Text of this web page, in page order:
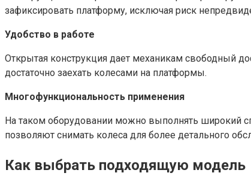
зафиксировать платформу, исключая риск
Удобство в работе
Открытая конструкция дает механикам свободный
достаточно заехать колесами на платформы.
Многофункциональность применения
На таком оборудовании можно выполнять широкий
позволяют снимать колеса для более детального
Как выбрать подходящую модель